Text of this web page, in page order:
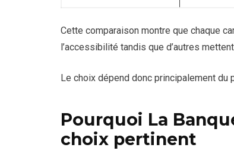
Cette comparaison montre que chaque
l’accessibilité tandis que d’autres
Le choix dépend donc principalement
Pourquoi La
choix pertinent